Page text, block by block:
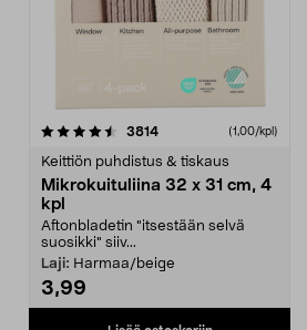
3814arvostelut (1,00/kpl)
Keittiön puhdistus & tiskaus
Mikrokuituliina 32 x 31 cm, 4
kpl
Aftonbladetin "itsestään selvä
suosikki" siiv...
Laji: Harmaa/beige
3,99
4.5viidestä